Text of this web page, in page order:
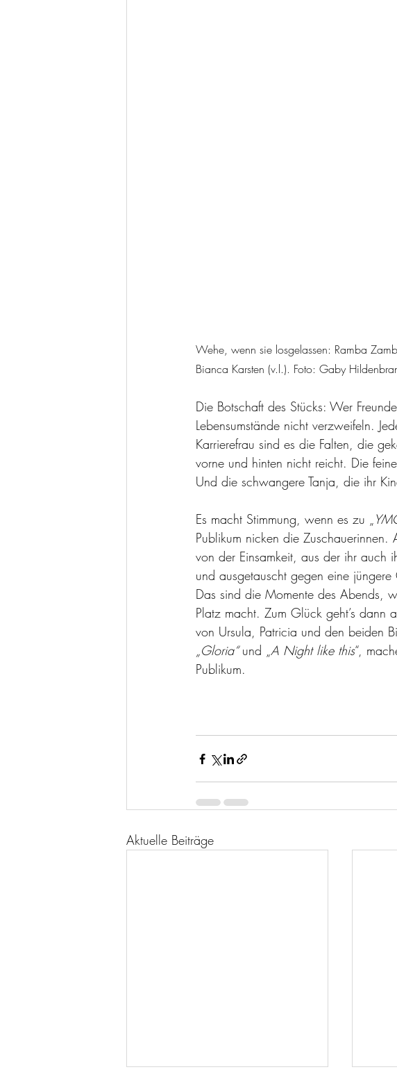
Wehe, wenn sie losgelassen: Ramba
Bianca Karsten (v.l.). Foto: Gaby
Die Botschaft des Stücks: Wer
Lebensumstände nicht verzweifeln.
Karrierefrau sind es die Falten, die
vorne und hinten nicht reicht. Die
Und die schwangere Tanja, die ihr
Es macht Stimmung, wenn es zu „
Publikum nicken die
von der Einsamkeit, aus der ihr auch
und ausgetauscht gegen eine
Das sind die Momente des Abends,
Platz macht. Zum Glück geht’s dann
von Ursula, Patricia und den beiden
„Gloria“ und „A Night like this“,
Publikum.
Aktuelle Beiträge